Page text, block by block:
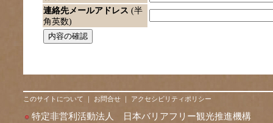
連絡先メールアドレス (半
角英数)
このサイトについて お問合せ｜ アクセシビリティポリシー
特定非営利活動法人 日本バリアフリー観光推進機構